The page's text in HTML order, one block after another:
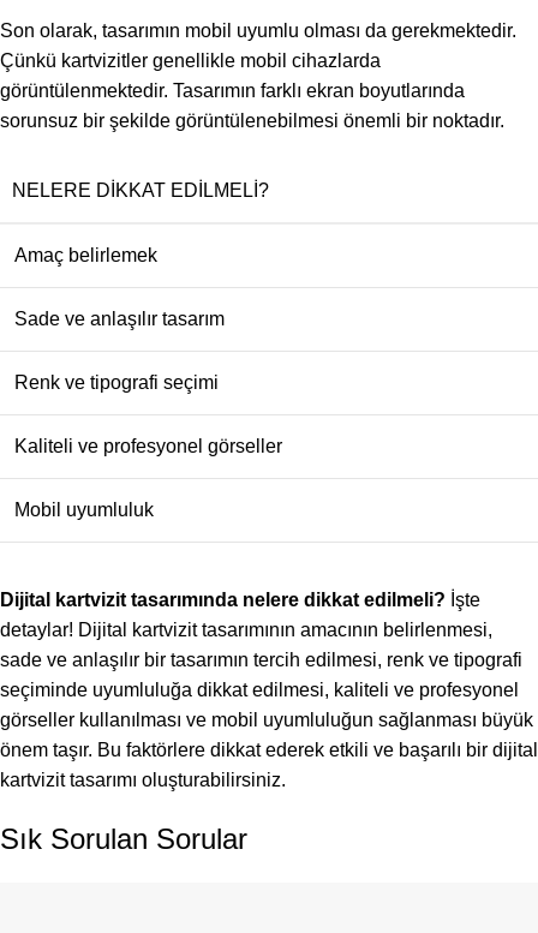
Son olarak, tasarımın mobil uyumlu olması da gerekmektedir.
Çünkü kartvizitler genellikle mobil cihazlarda
görüntülenmektedir. Tasarımın farklı ekran boyutlarında
sorunsuz bir şekilde görüntülenebilmesi önemli bir noktadır.
NELERE DIKKAT EDILMELI?
Amaç belirlemek
Sade ve anlaşılır tasarım
Renk ve tipografi seçimi
Kaliteli ve profesyonel görseller
Mobil uyumluluk
Dijital kartvizit tasarımında nelere dikkat edilmeli? İşte
detaylar! Dijital kartvizit tasarımının amacının belirlenmesi,
sade ve anlaşılır bir tasarımın tercih edilmesi, renk ve tipografi
seçiminde uyumluluğa dikkat edilmesi, kaliteli ve profesyonel
görseller kullanılması ve mobil uyumluluğun sağlanması büyük
önem taşır. Bu faktörlere dikkat ederek etkili ve başarılı bir dijital
kartvizit tasarımı oluşturabilirsiniz.
Sık Sorulan Sorular